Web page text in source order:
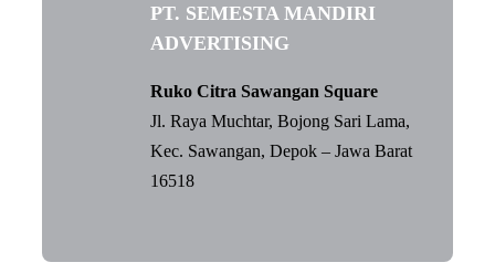
PT. SEMESTA MANDIRI
ADVERTISING
Ruko Citra Sawangan Square
Jl. Raya Muchtar, Bojong Sari Lama,
Kec. Sawangan, Depok – Jawa Barat
16518